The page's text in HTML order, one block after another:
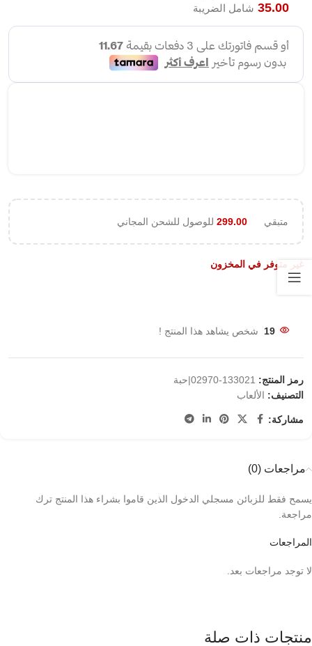
35.00 شامل الضريبة
متبقي 299.00 للوصول للشحن المجاني
غير متوفر في المخزون
19 شخص يشاهد هذا المنتج !
رمز المنتج: 133021-02970|حبة
التصنيف: الألعاب
مشاركة:
مراجعات (0)
المراجعات
لا توجد مراجعات بعد.
يسمح فقط للزبائن مسجلي الدخول الذين قاموا بشراء هذا المنتج ترك
مراجعة.
منتجات ذات صلة